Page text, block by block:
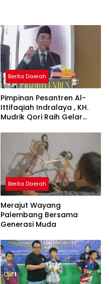
Berita Daerah
Pimpinan Pesantren Al-
Ittifaqiah Indralaya , KH.
Mudrik Qori Raih Gelar
Model Pembelajaran
Nagham Al-Qur’an di UMM
Berita Daerah
Merajut Wayang
Palembang Bersama
Generasi Muda